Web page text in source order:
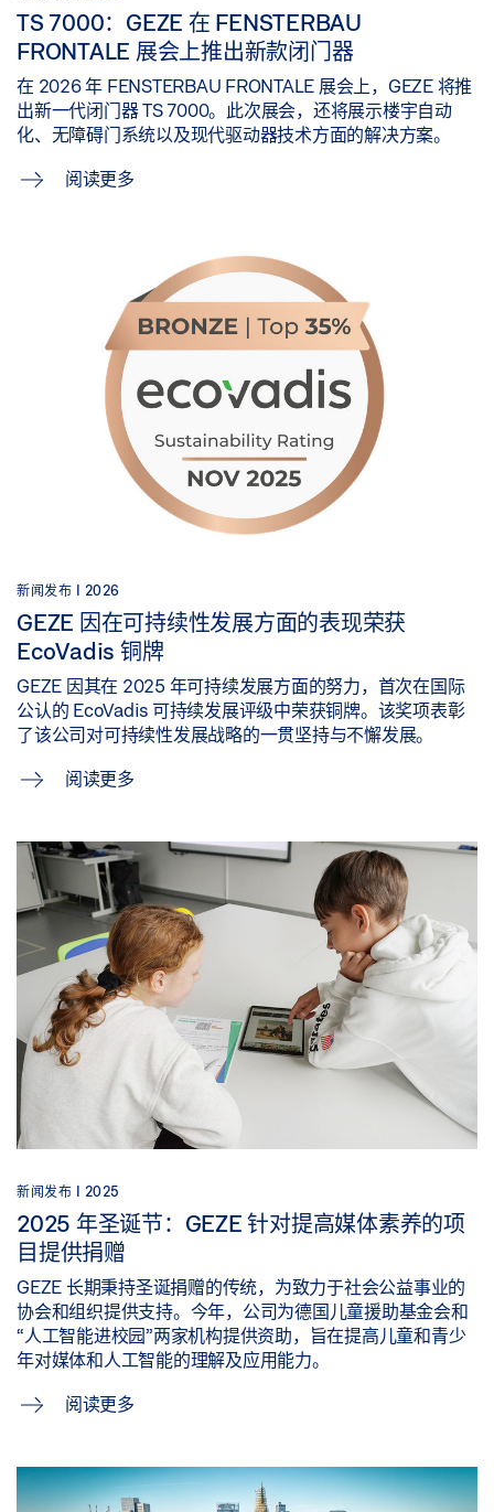
TS 7000：GEZE 在 FENSTERBAU
FRONTALE 展会上推出新款闭门器
在 2026 年 FENSTERBAU FRONTALE 展会上，GEZE 将推
出新一代闭门器 TS 7000。此次展会，还将展示楼宇自动
化、无障碍门系统以及现代驱动器技术方面的解决方案。
阅读更多
新闻发布 | 2026
GEZE 因在可持续性发展方面的表现荣获
EcoVadis 铜牌
GEZE 因其在 2025 年可持续发展方面的努力，首次在国际
公认的 EcoVadis 可持续发展评级中荣获铜牌。该奖项表彰
了该公司对可持续性发展战略的一贯坚持与不懈发展。
阅读更多
新闻发布 | 2025
2025 年圣诞节：GEZE 针对提高媒体素养的项
目提供捐赠
GEZE 长期秉持圣诞捐赠的传统，为致力于社会公益事业的
协会和组织提供支持。今年，公司为德国儿童援助基金会和
“人工智能进校园”两家机构提供资助，旨在提高儿童和青少
年对媒体和人工智能的理解及应用能力。
阅读更多